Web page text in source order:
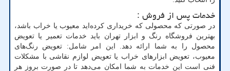
خدمات پس از فروش:
در صورتی که محصولی که خریداری کرده‌اید معیوب یا خراب باشد،
بهترین فروشگاه رنگ و ابزار تهران باید خدمات تعمیر یا تعویض
محصول را به شما ارائه دهد. این امر شامل: تعویض رنگ‌های
معیوب، تعویض ابزارهای خراب یا تعویض لوازم نقاشی با مشکلات
فنی است این خدمات به شما امکان می‌دهد تا در صورت بروز هر